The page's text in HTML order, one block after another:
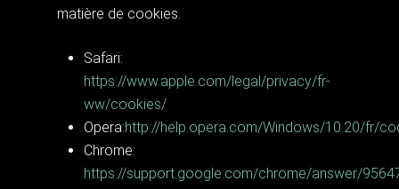
matière de cookies.
Safari:
https://www.apple.com/legal/privacy/fr-
ww/cookies/
Opera:http://help.opera.com/Windows/10.20/fr/
Chrome:
https://support.google.com/chrome/answer/